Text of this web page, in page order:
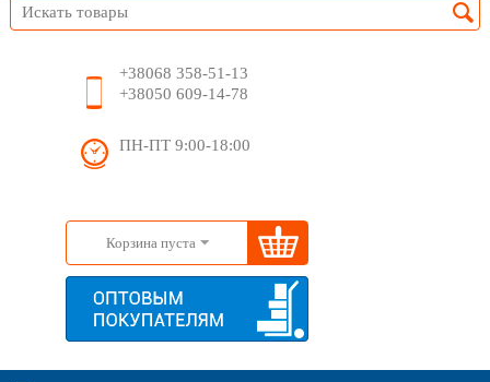
+38068 358-51-13
+38050 609-14-78
ПН-ПТ 9:00-18:00
Корзина пуста